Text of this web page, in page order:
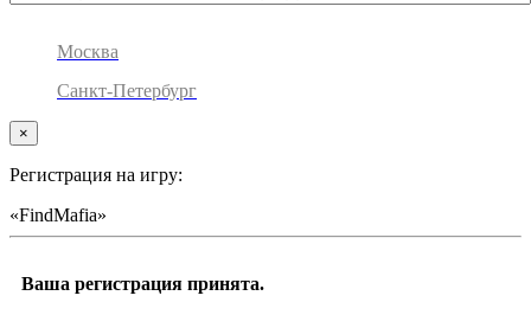
Москва
Санкт-Петербург
×
Регистрация на игру:
«FindMafia»
Ваша регистрация принята.